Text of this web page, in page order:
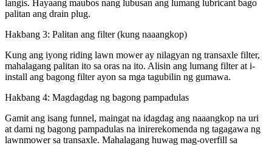
langis. Hayaang maubos nang lubusan ang lumang lubricant bago
palitan ang drain plug.
Hakbang 3: Palitan ang filter (kung naaangkop)
Kung ang iyong riding lawn mower ay nilagyan ng transaxle filter,
mahalagang palitan ito sa oras na ito. Alisin ang lumang filter at i-
install ang bagong filter ayon sa mga tagubilin ng gumawa.
Hakbang 4: Magdagdag ng bagong pampadulas
Gamit ang isang funnel, maingat na idagdag ang naaangkop na uri
at dami ng bagong pampadulas na inirerekomenda ng tagagawa ng
lawnmower sa transaxle. Mahalagang huwag mag-overfill sa